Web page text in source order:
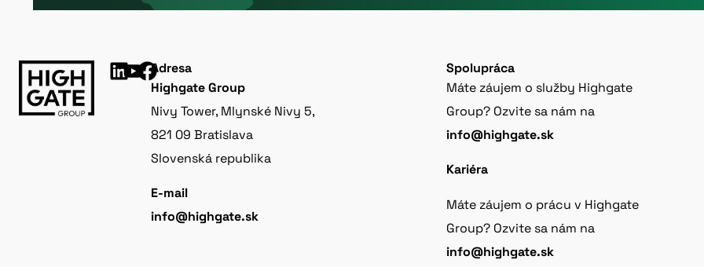
Adresa
Highgate Group
Nivy Tower, Mlynské Nivy 5,
821 09 Bratislava
Slovenská republika
E-mail
info@highgate.sk
Spolupráca
Máte záujem o služby Highgate
Group? Ozvite sa nám na
info@highgate.sk
Kariéra
Máte záujem o prácu v Highgate
Group? Ozvite sa nám na
info@highgate.sk